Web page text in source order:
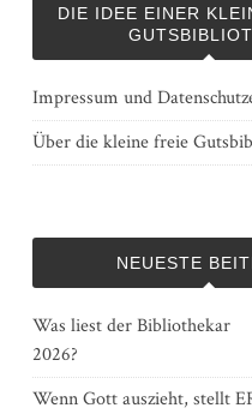
DIE IDEE EINER
Impressum und
Über die kleine freie
NEUESTE
Was liest der Bibliothekar
2026?
Wenn Gott auszieht, stellt